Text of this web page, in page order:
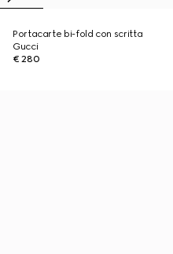
Portacarte bi-fold con scritta
Gucci
€ 280